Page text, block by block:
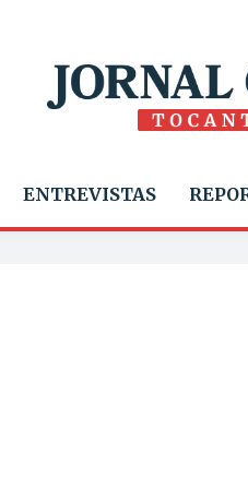
ENTREVISTAS